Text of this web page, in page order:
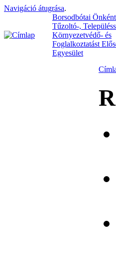
Navigáció átugrása.
Borsodbótai
Tűzoltó-,
Környezetvédő- és
Foglalkoztatást
Egyesület